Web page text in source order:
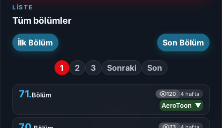
LISTE
Tüm bölümler
İlk Bölüm Son Bölüm
1 2 3 Sonraki Son
71.Bölüm 120 4 hafta
AeroToon ▼